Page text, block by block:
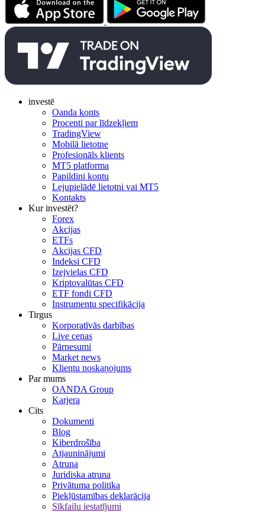
investē
Oanda konts
Procenti par līdzekļiem
TradingView
Mobilā lietotne
Profesionāls klients
MT5 platforma
Papildini kontu
Lejupielādē lietotni vai MT5
Kontakts
Kur investēt?
Forex
Akcijas
ETFs
Akcijas CFD
Indeksi CFD
Izejvielas CFD
Kriptovalūtas CFD
ETF fondi CFD
Instrumentu specifikācija
Tirgus
Korporatīvās darbības
Live cenas
Pārnesumi
Market news
Klientu noskaņojums
Par mums
OANDA Group
Karjera
Cits
Dokumenti
Blog
Kiberdrošība
Atjauninājumi
Atruna
Juridiska atruna
Privātuma politika
Piekļūstamības deklarācija
Sīkfailu iestatījumi